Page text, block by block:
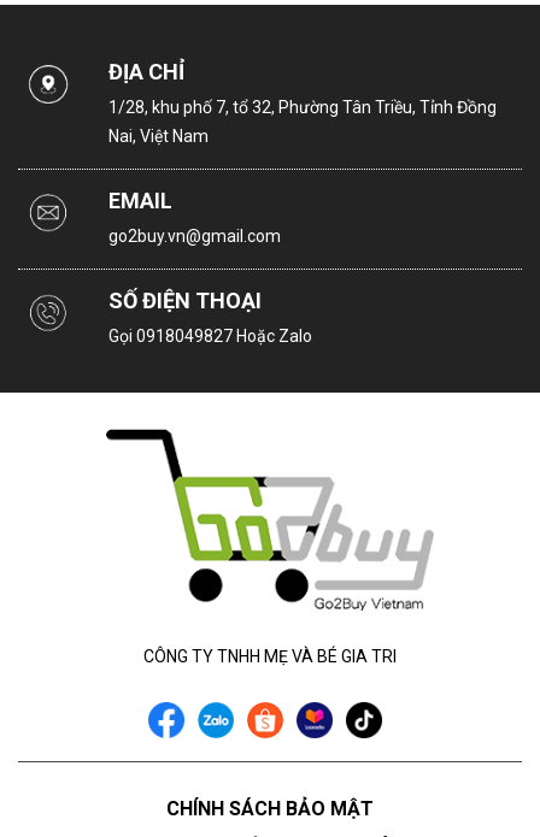
ĐỊA CHỈ
1/28, khu phố 7, tổ 32, Phường Tân Triều, Tỉnh Đồng
Nai, Việt Nam
EMAIL
go2buy.vn@gmail.com
SỐ ĐIỆN THOẠI
Gọi 0918049827 Hoặc Zalo
CÔNG TY TNHH MẸ VÀ BÉ GIA TRI
CHÍNH SÁCH BẢO MẬT